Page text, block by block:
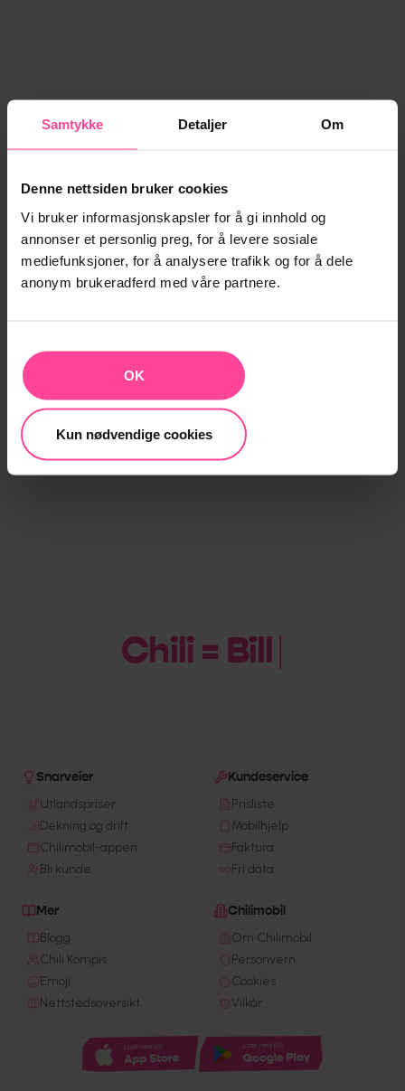
Samtykke Detaljer Om
Denne nettsiden bruker cookies
Vi bruker informasjonskapsler for å gi innhold og
annonser et personlig preg, for å levere sosiale
mediefunksjoner, for å analysere trafikk og for å dele
anonym brukeradferd med våre partnere.
OK
Kun nødvendige cookies
Chili = Billig
Snarveier
Utlandspriser
Dekning og drift
Chilimobil-appen
Bli kunde
Kundeservice
Prisliste
Mobilhjelp
Faktura
Fri data
Mer
Blogg
Chili Kompis
Emoji
Nettstedsoversikt
Chilimobil
Om Chilimobil
Personvern
Cookies
Vilkår